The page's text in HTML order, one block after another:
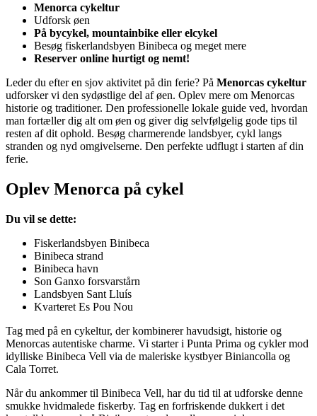
Menorca cykeltur
Udforsk øen
På bycykel, mountainbike eller elcykel
Besøg fiskerlandsbyen Binibeca og meget mere
Reserver online hurtigt og nemt!
Leder du efter en sjov aktivitet på din ferie? På Menorcas cykeltur
udforsker vi den sydøstlige del af øen. Oplev mere om Menorcas
historie og traditioner. Den professionelle lokale guide ved, hvordan
man fortæller dig alt om øen og giver dig selvfølgelig gode tips til
resten af dit ophold. Besøg charmerende landsbyer, cykl langs
stranden og nyd omgivelserne. Den perfekte udflugt i starten af din
ferie.
Oplev Menorca på cykel
Du vil se dette:
Fiskerlandsbyen Binibeca
Binibeca strand
Binibeca havn
Son Ganxo forsvarstårn
Landsbyen Sant Lluís
Kvarteret Es Pou Nou
Tag med på en cykeltur, der kombinerer havudsigt, historie og
Menorcas autentiske charme. Vi starter i Punta Prima og cykler mod
idylliske Binibeca Vell via de maleriske kystbyer Biniancolla og
Cala Torret.
Når du ankommer til Binibeca Vell, har du tid til at udforske denne
smukke hvidmalede fiskerby. Tag en forfriskende dukkert i det